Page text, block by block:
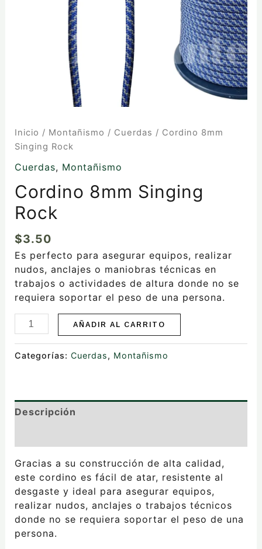
Inicio / Montañismo / Cuerdas / Cordino 8mm
Singing Rock
Cuerdas, Montañismo
Cordino 8mm Singing
Rock
$3.50
Es perfecto para asegurar equipos, realizar
nudos, anclajes o maniobras técnicas en
trabajos o actividades de altura donde no se
requiera soportar el peso de una persona.
AÑADIR AL CARRITO
Categorías: Cuerdas, Montañismo
Descripción
Gracias a su construcción de alta calidad,
este cordino es fácil de atar, resistente al
desgaste y ideal para asegurar equipos,
realizar nudos, anclajes o trabajos técnicos
donde no se requiera soportar el peso de una
persona.